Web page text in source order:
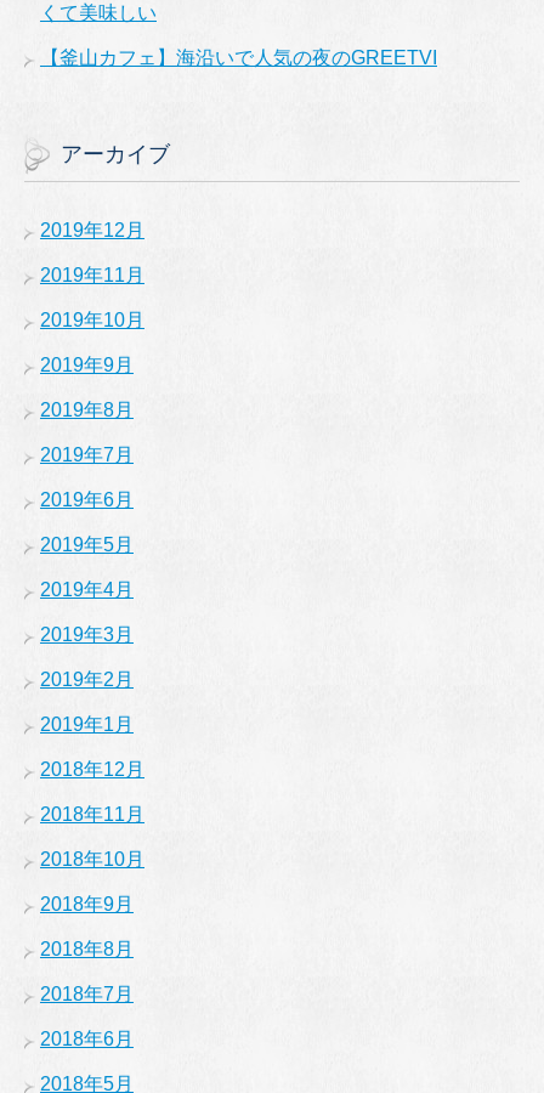
くて美味しい
【釜山カフェ】海沿いで人気の夜のGREETVI
アーカイブ
2019年12月
2019年11月
2019年10月
2019年9月
2019年8月
2019年7月
2019年6月
2019年5月
2019年4月
2019年3月
2019年2月
2019年1月
2018年12月
2018年11月
2018年10月
2018年9月
2018年8月
2018年7月
2018年6月
2018年5月